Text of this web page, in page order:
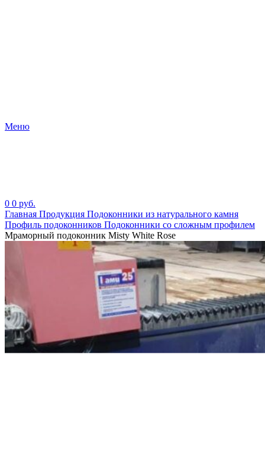
Меню
0 0 руб.
Главная Продукция Подоконники из натурального камня
Профиль подоконников Подоконники со сложным профилем
Мраморный подоконник Misty White Rose